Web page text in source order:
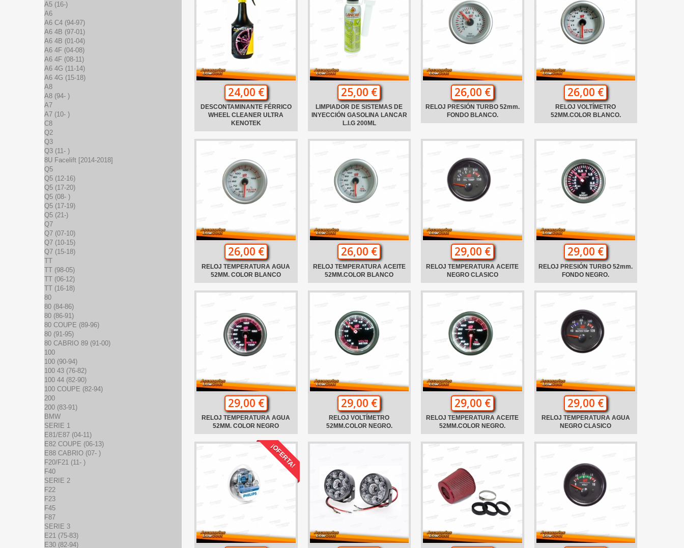
A5 (16-)
A6
A6 C4 (94-97)
A6 4B (97-01)
A6 4B (01-04)
A6 4F (04-08)
A6 4F (08-11)
A6 4G (11-14)
A6 4G (15-18)
A8
A8 (94- )
A7
A7 (10- )
C8
Q2
Q3
Q3 (11- )
8U Facelift [2014-2018]
Q5
Q5 (12-16)
Q5 (17-20)
Q5 (08- )
Q5 (17-19)
Q5 (21-)
Q7
Q7 (07-10)
Q7 (10-15)
Q7 (15-18)
TT
TT (98-05)
TT (06-12)
TT (16-18)
80
80 (84-86)
80 (86-91)
80 COUPE (89-96)
80 (91-95)
80 CABRIO 89 (91-00)
100
100 (90-94)
100 43 (76-82)
100 44 (82-90)
100 COUPE (82-94)
200
200 (83-91)
BMW
SERIE 1
E81/E87 (04-11)
E82 COUPE (06-13)
E88 CABRIO (07- )
F20/F21 (11- )
F40
SERIE 2
F22
F23
F45
F87
SERIE 3
E21 (75-83)
E30 (82-94)
24,00 €
DESCONTAMINANTE FÉRRICO
WHEEL CLEANER ULTRA
KENOTEK
25,00 €
LIMPIADOR DE SISTEMAS DE
INYECCIÓN GASOLINA LANCAR
L.I.G 200ML
26,00 €
RELOJ PRESIÓN TURBO 52mm.
FONDO BLANCO.
26,00 €
RELOJ VOLTÍMETRO
52MM.COLOR BLANCO.
26,00 €
RELOJ TEMPERATURA AGUA
52MM. COLOR BLANCO
26,00 €
RELOJ TEMPERATURA ACEITE
52MM.COLOR BLANCO
29,00 €
RELOJ TEMPERATURA ACEITE
NEGRO CLASICO
29,00 €
RELOJ PRESIÓN TURBO 52mm.
FONDO NEGRO.
29,00 €
RELOJ TEMPERATURA AGUA
52MM. COLOR NEGRO
29,00 €
RELOJ VOLTÍMETRO
52MM.COLOR NEGRO.
29,00 €
RELOJ TEMPERATURA ACEITE
52MM.COLOR NEGRO.
29,00 €
RELOJ TEMPERATURA AGUA
NEGRO CLASICO
¡OFERTA!